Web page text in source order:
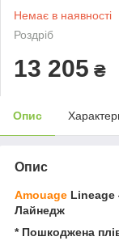
Немає в наявності
Роздріб
13 205 ₴
Опис
Опис
Amouage
Лайнедж
* Пошкоджена